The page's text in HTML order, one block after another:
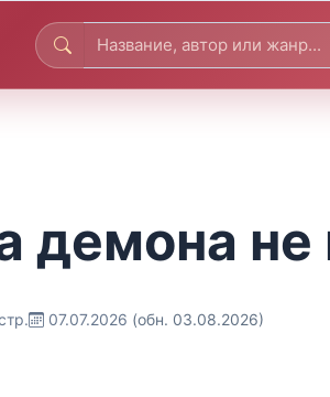
демона не
07.07.2026 (обн. 03.08.2026)